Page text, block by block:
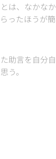
は、なかな
ったほうが簡
助言を自分
う。